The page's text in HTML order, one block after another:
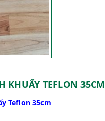
KHUẤY TEFLON 35CM
Teflon 35cm